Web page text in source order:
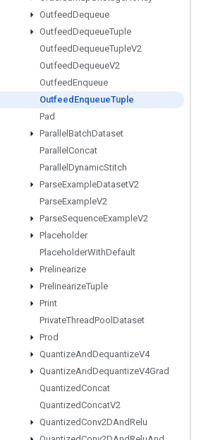
OutfeedDequeue
OutfeedDequeueTuple
OutfeedDequeueTupleV2
OutfeedDequeueV2
OutfeedEnqueue
Outfeed EnqueueTuple
Pad
Parallel BatchDataset
Parallel Concat
Parallel DynamicStitch
ParseExampleDatasetV2
ParseExampleV2
ParseSequenceExampleV2
Placeholder
PlaceholderWithDefault
Prelinearize
PrelinearizeTuple
Print
PrivateThreadPool Dataset
Prod
QuantizeAndDequantizeV4
QuantizeAndDequantizeV4Grad
QuantizedConcat
QuantizedConcatV2
QuantizedConv2DAndRelu